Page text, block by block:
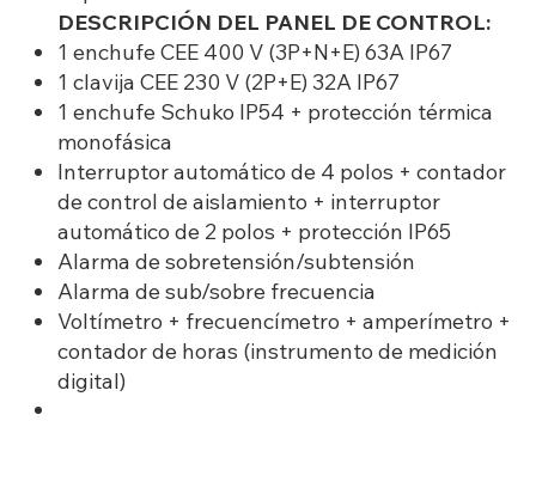
DESCRIPCIÓN DEL PANEL DE CONTROL:
1 enchufe CEE 400 V (3P+N+E) 63A IP67
1 clavija CEE 230 V (2P+E) 32A IP67
1 enchufe Schuko IP54 + protección térmica
monofásica
Interruptor automático de 4 polos + contador
de control de aislamiento + interruptor
automático de 2 polos + protección IP65
Alarma de sobretensión/subtensión
Alarma de sub/sobre frecuencia
Voltímetro + frecuencímetro + amperímetro +
contador de horas (instrumento de medición
digital)